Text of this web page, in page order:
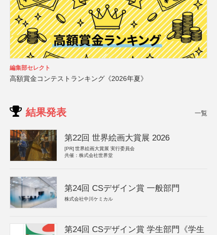
編集部セレクト
高額賞金コンテストランキング《2026年夏》
結果発表 一覧
第22回 世界絵画大賞展 2026
[PR] 世界絵画大賞展 実行委員会
共催：株式会社世界堂
第24回 CSデザイン賞 一般部門
株式会社中川ケミカル
第24回 CSデザイン賞 学生部門《学生